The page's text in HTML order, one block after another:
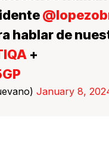
hablar de
+
January 8,